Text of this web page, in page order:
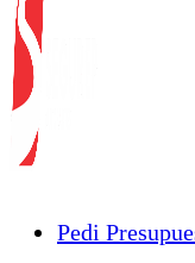
Pedi